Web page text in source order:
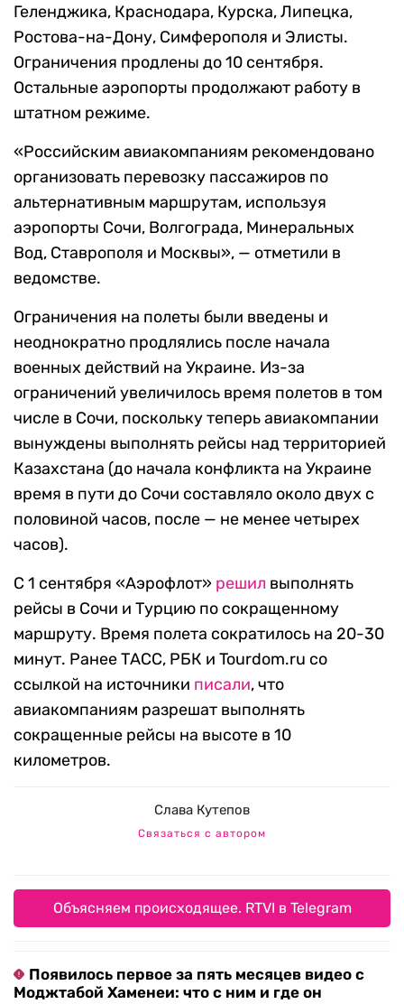
Геленджика, Краснодара, Курска, Липецка,
Ростова-на-Дону, Симферополя и Элисты.
Ограничения продлены до 10 сентября.
Остальные аэропорты продолжают работу в
штатном режиме.
«Российским авиакомпаниям рекомендовано
организовать перевозку пассажиров по
альтернативным маршрутам, используя
аэропорты Сочи, Волгограда, Минеральных
Вод, Ставрополя и Москвы», — отметили в
ведомстве.
Ограничения на полеты были введены и
неоднократно продлялись после начала
военных действий на Украине. Из-за
ограничений увеличилось время полетов в том
числе в Сочи, поскольку теперь авиакомпании
вынуждены выполнять рейсы над территорией
Казахстана (до начала конфликта на Украине
время в пути до Сочи составляло около двух с
половиной часов, после — не менее четырех
часов).
С 1 сентября «Аэрофлот» решил выполнять
рейсы в Сочи и Турцию по сокращенному
маршруту. Время полета сократилось на 20-30
минут. Ранее ТАСС, РБК и Tourdom.ru со
ссылкой на источники писали, что
авиакомпаниям разрешат выполнять
сокращенные рейсы на высоте в 10
километров.
Слава Кутепов
Связаться с автором
Объясняем происходящее. RTVI в Telegram
Появилось первое за пять месяцев видео с
Моджтабой Хаменеи: что с ним и где он